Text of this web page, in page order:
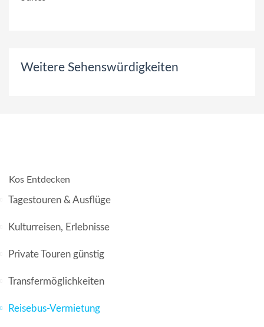
Weitere Sehenswürdigkeiten
Kos Entdecken
Tagestouren & Ausflüge
Kulturreisen, Erlebnisse
Private Touren günstig
Transfermöglichkeiten
Reisebus-Vermietung